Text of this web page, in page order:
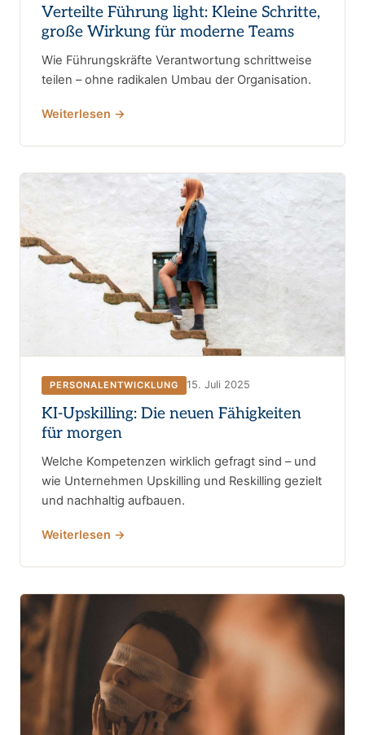
Verteilte Führung light: Kleine Schritte,
große Wirkung für moderne Teams
Wie Führungskräfte Verantwortung schrittweise
teilen – ohne radikalen Umbau der Organisation.
Weiterlesen →
PERSONALENTWICKLUNG 15. Juli 2025
KI-Upskilling: Die neuen Fähigkeiten
für morgen
Welche Kompetenzen wirklich gefragt sind – und
wie Unternehmen Upskilling und Reskilling gezielt
und nachhaltig aufbauen.
Weiterlesen →